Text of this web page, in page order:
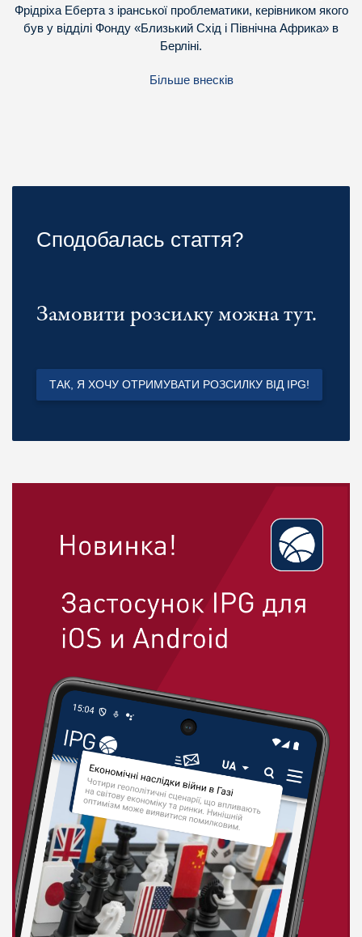
Фрідріха Еберта з іранської проблематики, керівником якого
був у відділі Фонду «Близький Схід і Північна Африка» в
Берліні.
Більше внесків
Сподобалась стаття?
Замовити розсилку можна тут.
ТАК, Я ХОЧУ ОТРИМУВАТИ РОЗСИЛКУ ВІД IPG!